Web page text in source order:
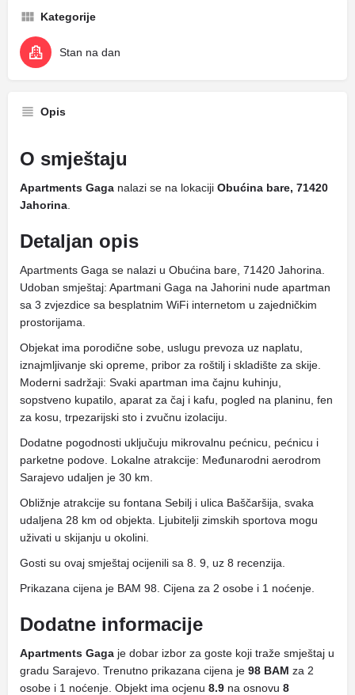
Kategorije
Stan na dan
Opis
O smještaju
Apartments Gaga nalazi se na lokaciji Obućina bare, 71420
Jahorina
Detaljan opis
Apartments Gaga se nalazi u Obućina bare, 71420 Jahorina.
Udoban smještaj: Apartmani Gaga na Jahorini nude apartman
sa 3 zvjezdice sa besplatnim WiFi internetom u zajedničkim
prostorijama.
Objekat ima porodične sobe, uslugu prevoza uz naplatu,
iznajmljivanje ski opreme, pribor za roštilj i skladište za skije.
Moderni sadržaji: Svaki apartman ima čajnu kuhinju,
sopstveno kupatilo, aparat za čaj i kafu, pogled na planinu, fen
za kosu, trpezarijski sto i zvučnu izolaciju.
Dodatne pogodnosti uključuju mikrovalnu pećnicu, pećnicu i
parketne podove. Lokalne atrakcije: Međunarodni aerodrom
Sarajevo udaljen je 30 km.
Obližnje atrakcije su fontana Sebilj i ulica Baščaršija, svaka
udaljena 28 km od objekta. Ljubitelji zimskih sportova mogu
uživati ​​u skijanju u okolini.
Gosti su ovaj smještaj ocijenili sa 8. 9, uz 8 recenzija.
Prikazana cijena je BAM 98. Cijena za 2 osobe i 1 noćenje.
Dodatne informacije
Apartments Gaga je dobar izbor za goste koji traže smještaj u
gradu Sarajevo. Trenutno prikazana cijena je 98 BAM za 2
osobe i 1 noćenje. Objekt ima ocjenu 8.9 na osnovu 8